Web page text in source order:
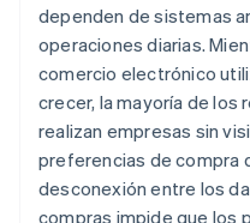
dependen de sistemas
operaciones diarias.
comercio electrónico
crecer, la mayoría de los
realizan empresas sin
preferencias de compra
desconexión entre los
compras impide que los